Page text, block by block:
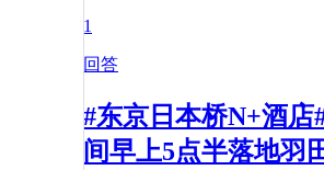
1
回答
#东京日本桥N+酒店
间早上5点半落地羽